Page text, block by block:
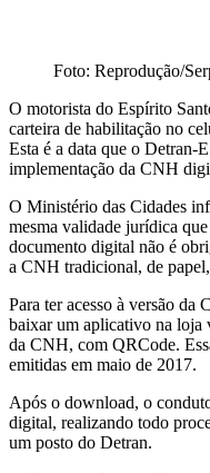
Foto: Reprodução/
O motorista do Espírito
carteira de habilitação no
Esta é a data que o Detran-
implementação da CNH
O Ministério das Cidades
mesma validade jurídica
documento digital não é
a CNH tradicional, de
Para ter acesso à versão da
baixar um aplicativo na loja
da CNH, com QRCode.
emitidas em maio de 2017.
Após o download, o
digital, realizando todo
um posto do Detran.